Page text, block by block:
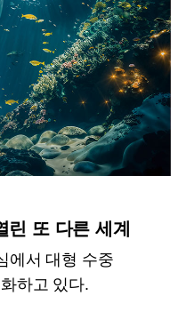
린 또 다른 세계
에서 대형 수중
하고 있다.